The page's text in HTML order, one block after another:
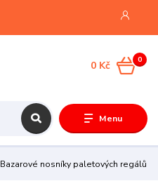
Menu
0
0 Kč
Bazarové nosníky paletových regálů